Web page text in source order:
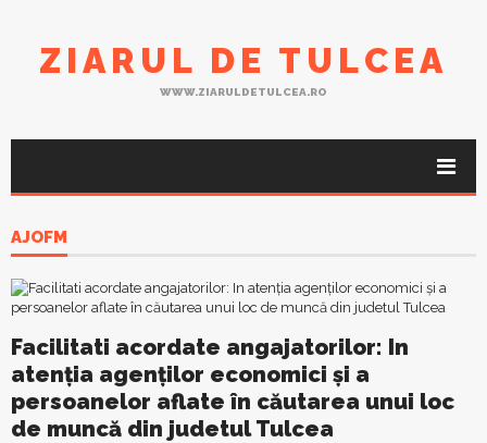
ZIARUL DE TULCEA
WWW.ZIARULDETULCEA.RO
AJOFM
Facilitati acordate angajatorilor: In
atenţia agenţilor economici şi a
persoanelor aflate în căutarea unui loc
de muncă din judetul Tulcea